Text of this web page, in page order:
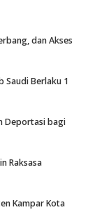
dan Akses
Saudi Berlaku 1
Deportasi bagi
Raksasa
Kampar Kota